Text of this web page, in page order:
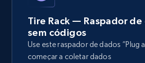
Tire Rack — Raspador de
sem códigos
Use este raspador de dados “Plug
começar a coletar dados